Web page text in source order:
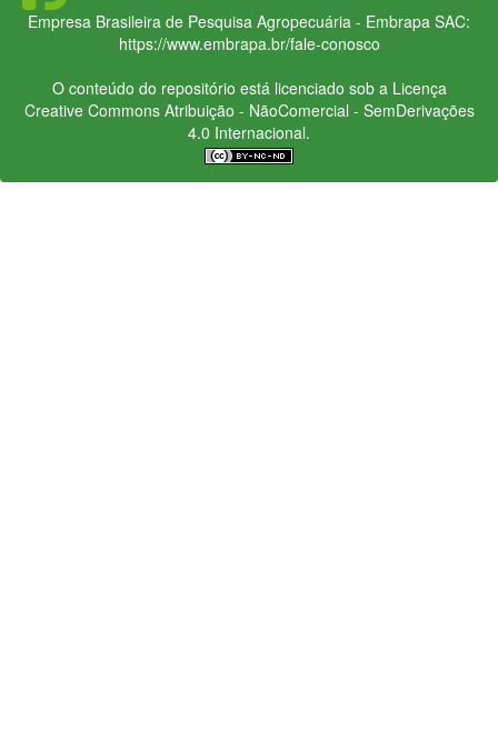
Empresa Brasileira de Pesquisa Agropecuária - Embrapa SAC:
https://www.embrapa.br/fale-conosco
O conteúdo do repositório está licenciado sob a Licença
Creative CommonsAtribuição - NãoComercial - SemDerivações
4.0 Internacional.